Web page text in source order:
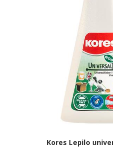
Kores Lepilo